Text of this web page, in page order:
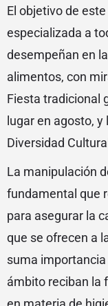
El objetivo de
especializada a
desempeñan en
alimentos, con
Fiesta tradicional
lugar en agosto,
Diversidad
La manipulación
fundamental que
para asegurar la
que se ofrecen a
suma
ámbito reciban la